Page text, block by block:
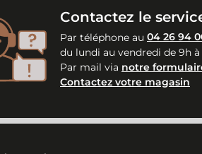
Contactez le
Par téléphone au 04 26 94
du lundi au vendredi de 9h à
Par mail via notre
Contactez votre magasin